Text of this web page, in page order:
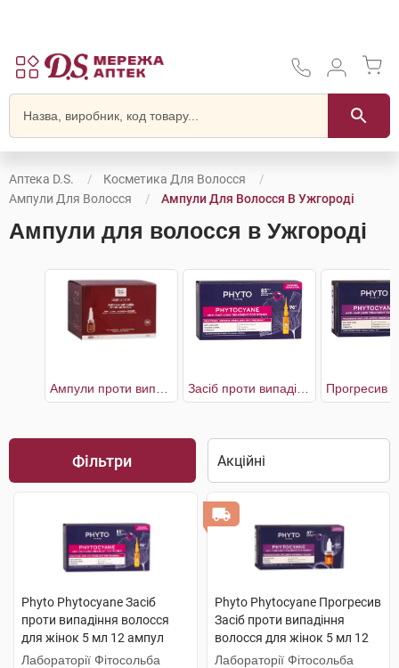
Аптека D.S.
Косметика Для Волосся
Ампули Для Волосся
Ампули Для Волосся В Ужгороді
Ампули для волосся в Ужгороді
Фільтри
Phyto Phytocyane Засіб
проти випадіння волосся
для жінок 5 мл 12 ампул
Лабораторії Фітосольба
Phyto Phytocyane Прогресив
Засіб проти випадіння
волосся для жінок 5 мл 12
ампул
Лабораторії Фітосольба